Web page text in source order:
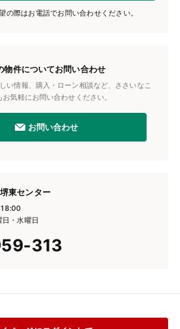
の際はお電話でお問い合わせください。
物件についてお問い合わせ
い情報、購入・ローン相談など、ささいなこ
お気軽にお問い合わせください。
お問い合わせ
東センター
・水曜日
313